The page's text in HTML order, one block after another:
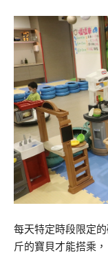
每天特定時段限定
斤的寶貝才能搭乘，